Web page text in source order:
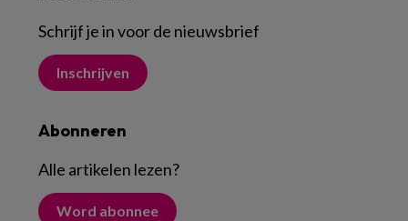
Schrijf je in voor de nieuwsbrief
Inschrijven
Abonneren
Alle artikelen lezen?
Word abonnee